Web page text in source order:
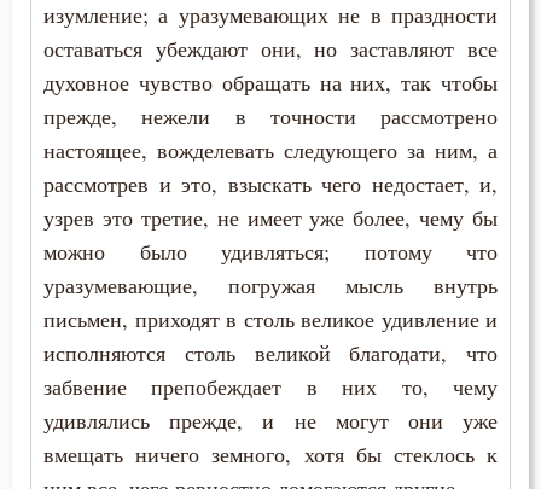
изумление; а уразумевающих не в праздности
оставаться убеждают они, но заставляют все
духовное чувство обращать на них, так чтобы
прежде, нежели в точности рассмотрено
настоящее, вожделевать следующего за ним, а
рассмотрев и это, взыскать чего недостает, и,
узрев это третие, не имеет уже более, чему бы
можно было удивляться; потому что
уразумевающие, погружая мысль внутрь
письмен, приходят в столь великое удивление и
исполняются столь великой благодати, что
забвение препобеждает в них то, чему
удивлялись прежде, и не могут они уже
вмещать ничего земного, хотя бы стеклось к